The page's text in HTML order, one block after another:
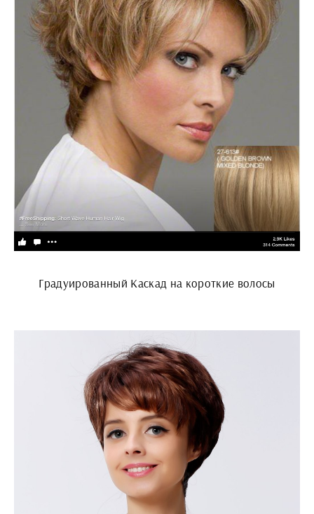
Градуированный Каскад на короткие волосы